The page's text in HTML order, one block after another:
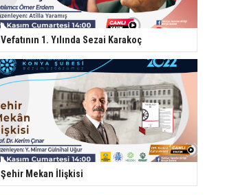
Vefatının 1. Yılında Sezai Karakoç
Şehir Mekan İlişkisi